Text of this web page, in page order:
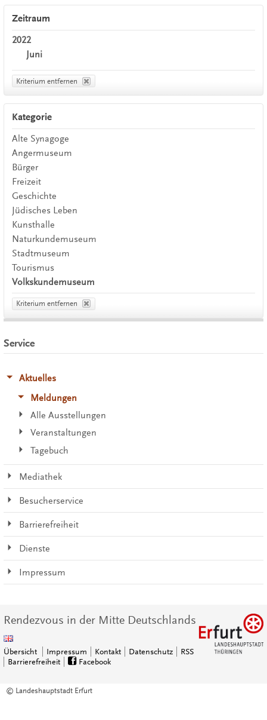
Zeitraum
2022
Juni
Kriterium entfernen
Kategorie
Alte Synagoge
Angermuseum
Bürger
Freizeit
Geschichte
Jüdisches Leben
Kunsthalle
Naturkundemuseum
Stadtmuseum
Tourismus
Volkskundemuseum
Kriterium entfernen
Service
Aktuelles
Meldungen
Alle Ausstellungen
Veranstaltungen
Tagebuch
Mediathek
Besucherservice
Barrierefreiheit
Dienste
Impressum
Rendezvous in der Mitte Deutschlands
Übersicht Impressum Kontakt Datenschutz
RSS
Barrierefreiheit
Facebook
© Landeshauptstadt Erfurt